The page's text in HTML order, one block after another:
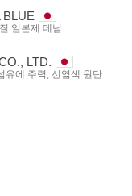
BLUE
일본제 데님
LTD.
유에 주력, 선염색 원단